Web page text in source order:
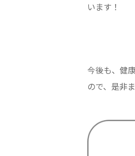
います！
今後も、健
ので、是非